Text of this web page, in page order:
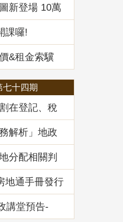
新登場 10萬
課囉!
&租金索驥
七十四期
在登記、稅
題」地政講
解析」地政
分配相關判
講堂回顧
地通手冊發行
!
講堂預告-
理全攻略」